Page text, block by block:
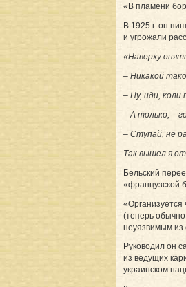
«В пламени
В 1925 г. он
и угрожали
«Наверху
– Никакой
– Ну, иди, коли
– А только, –
– Ступай, не
Так вышел я
Бельский
«французской
«Организуется
(теперь
неуязвимым из
Руководил он
из ведущих
украинском